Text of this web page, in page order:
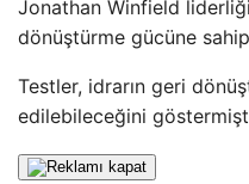
Jonathan Winfield
dönüştürme gücüne
Testler, idrarın geri
edilebileceğini